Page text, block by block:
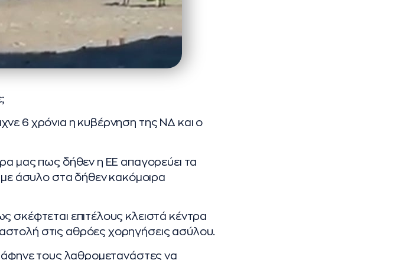
6 χρόνια η κυβέρνηση της ΝΔ και ο
μας πως δήθεν η ΕΕ απαγορεύει τα
άσυλο στα δήθεν κακόμοιρα
σκέφτεται επιτέλους κλειστά κέντρα
στις αθρόες χορηγήσεις ασύλου.
τους λαθρομετανάστες να